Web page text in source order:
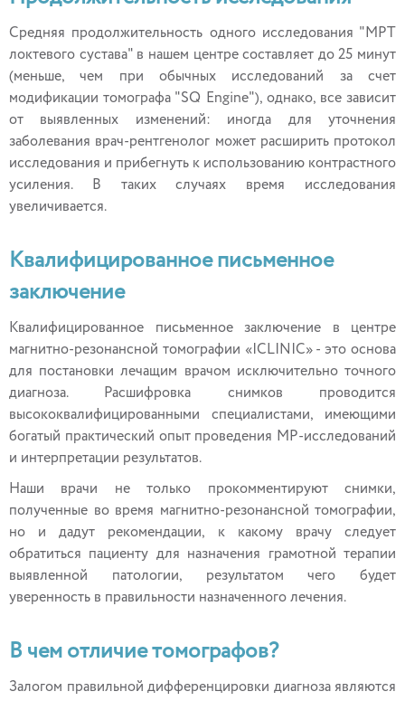
Средняя продолжительность одного исследования "МРТ
локтевого сустава" в нашем центре составляет до 25 минут
(меньше, чем при обычных исследований за счет
модификации томографа "SQ Engine"), однако, все зависит
от выявленных изменений: иногда для уточнения
заболевания врач-рентгенолог может расширить протокол
исследования и прибегнуть к использованию контрастного
усиления. В таких случаях время исследования
увеличивается.
Квалифицированное письменное
заключение
Квалифицированное письменное заключение в центре
магнитно-резонансной томографии «ICLINIC» - это основа
для постановки лечащим врачом исключительно точного
диагноза. Расшифровка снимков проводится
высококвалифицированными специалистами, имеющими
богатый практический опыт проведения МР-исследований
и интерпретации результатов.
Наши врачи не только прокомментируют снимки,
полученные во время магнитно-резонансной томографии,
но и дадут рекомендации, к какому врачу следует
обратиться пациенту для назначения грамотной терапии
выявленной патологии, результатом чего будет
уверенность в правильности назначенного лечения.
В чем отличие томографов?
Залогом правильной дифференцировки диагноза являются